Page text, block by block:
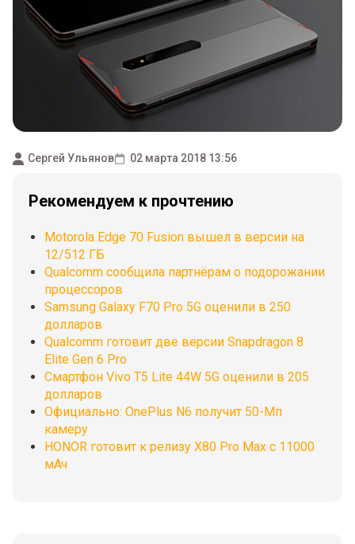
Сергей Ульянов 02 марта 2018 13:56
Рекомендуем к прочтению
Motorola Edge 70 Fusion вышел в версии на
12/512 ГБ
Qualcomm сообщила партнёрам о подорожании
процессоров
Samsung Galaxy F70 Pro 5G оценили в 250
долларов
Qualcomm готовит две версии Snapdragon 8
Elite Gen 6 Pro
Смартфон Vivo T5 Lite 44W 5G оценили в 205
долларов
Официально: OnePlus N6 получит 50-Мп
камеру
HONOR готовит к релизу X80 Pro Max с 11000
мАч